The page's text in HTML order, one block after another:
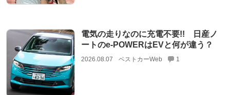
電気の走りなのに充電不要!! 日産ノ
ートのe-POWERはEVと何が違う？
2026.08.07 ベストカーWeb 1